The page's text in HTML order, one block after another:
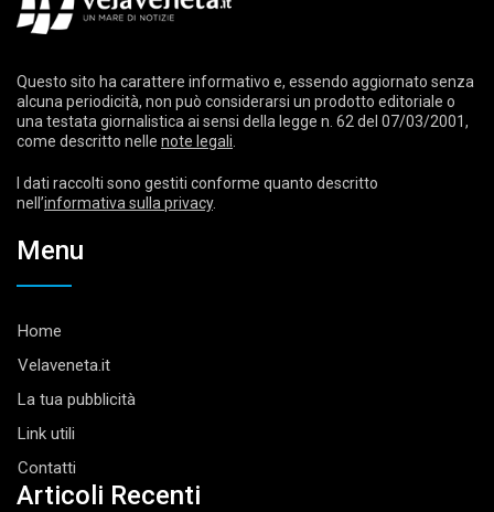
Questo sito ha carattere informativo e, essendo aggiornato senza
alcuna periodicità, non può considerarsi un prodotto editoriale o
una testata giornalistica ai sensi della legge n. 62 del 07/03/2001,
come descritto nelle note legali
I dati raccolti sono gestiti conforme quanto descritto
nell’informativa sulla privacy.
Menu
Home
Velaveneta.it
La tua pubblicità
Link utili
Contatti
Articoli Recenti